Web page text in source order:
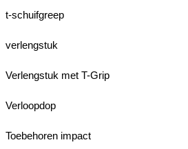
t-schuifgreep
verlengstuk
Verlengstuk met T-Grip
Verloopdop
Toebehoren impact